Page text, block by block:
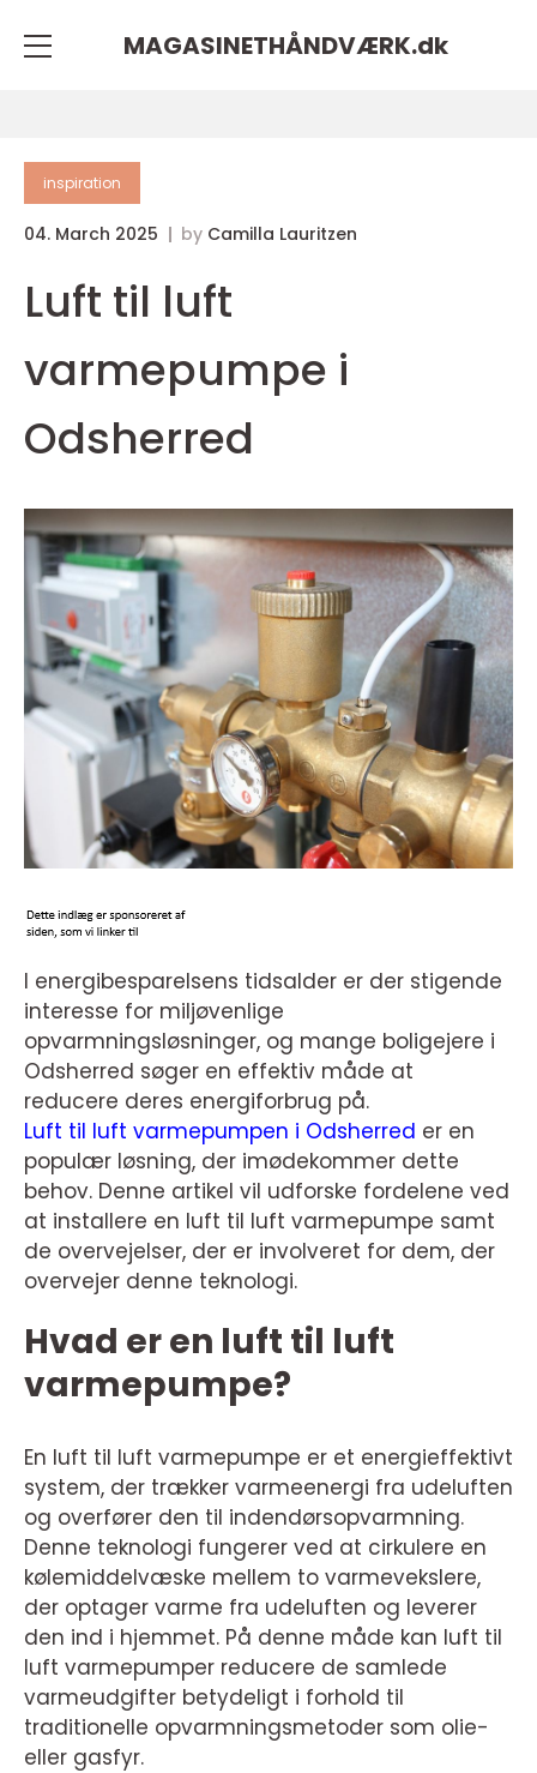
MAGASINETHÅNDVÆRK.dk
inspiration
04. March 2025 by Camilla Lauritzen
Luft til luft
varmepumpe i
Odsherred
I energibesparelsens tidsalder er der stigende
interesse for miljøvenlige
opvarmningsløsninger, og mange boligejere i
Odsherred søger en effektiv måde at
reducere deres energiforbrug på.
Luft til luft varmepumpen i Odsherred er en
populær løsning, der imødekommer dette
behov. Denne artikel vil udforske fordelene ved
at installere en luft til luft varmepumpe samt
de overvejelser, der er involveret for dem, der
overvejer denne teknologi.
Hvad er en luft til luft
varmepumpe?
En luft til luft varmepumpe er et energieffektivt
system, der trækker varmeenergi fra udeluften
og overfører den til indendørsopvarmning.
Denne teknologi fungerer ved at cirkulere en
kølemiddelvæske mellem to varmevekslere,
der optager varme fra udeluften og leverer
den ind i hjemmet. På denne måde kan luft til
luft varmepumper reducere de samlede
varmeudgifter betydeligt i forhold til
traditionelle opvarmningsmetoder som olie-
eller gasfyr.